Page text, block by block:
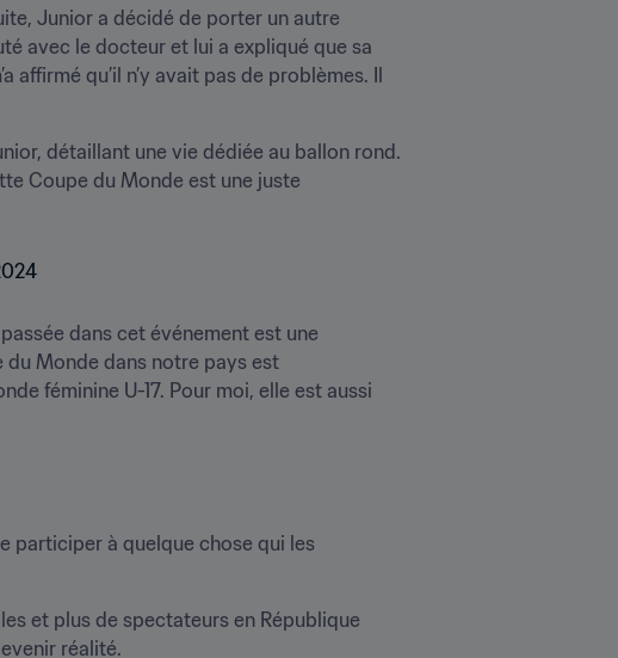
Junior a décidé de porter un autre
avec le docteur et lui a expliqué que sa
affirmé qu’il n’y avait pas de problèmes. Il
détaillant une vie dédiée au ballon rond.
Coupe du Monde est une juste
dans cet événement est une
du Monde dans notre pays est
féminine U-17. Pour moi, elle est aussi
participer à quelque chose qui les
et plus de spectateurs en République
réalité.